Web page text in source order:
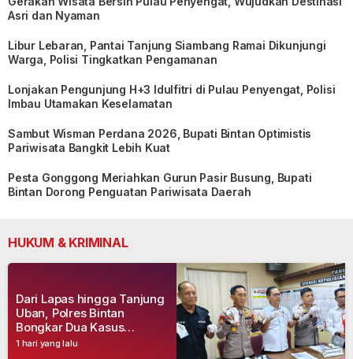
Asri dan Nyaman
Libur Lebaran, Pantai Tanjung Siambang Ramai Dikunjungi
Warga, Polisi Tingkatkan Pengamanan
Lonjakan Pengunjung H+3 Idulfitri di Pulau Penyengat, Polisi
Imbau Utamakan Keselamatan
Sambut Wisman Perdana 2026, Bupati Bintan Optimistis
Pariwisata Bangkit Lebih Kuat
Pesta Gonggong Meriahkan Gurun Pasir Busung, Bupati
Bintan Dorong Penguatan Pariwisata Daerah
HUKUM & KRIMINAL
1 hari yang lalu
Dari Lapas hingga Tanjung
Uban, Polres Bintan
Bongkar Dua Kasus
Narkoba, Empat Tersangka